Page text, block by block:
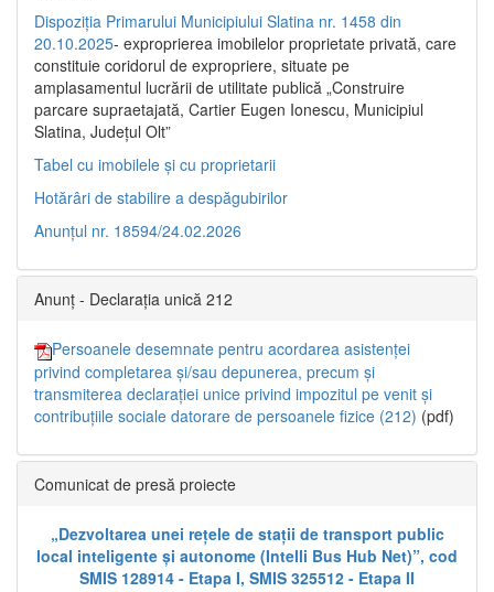
Dispoziția Primarului Municipiului Slatina nr. 1458 din
20.10.2025- exproprierea imobilelor proprietate privată, care
constituie coridorul de expropriere, situate pe
amplasamentul lucrării de utilitate publică „Construire
parcare supraetajată, Cartier Eugen Ionescu, Municipiul
Slatina, Județul Olt”
Tabel cu imobilele și cu proprietarii
Hotărâri de stabilire a despăgubirilor
Anunțul nr. 18594/24.02.2026
Anunț - Declarația unică 212
Persoanele desemnate pentru acordarea asistenței
privind completarea și/sau depunerea, precum și
transmiterea declarației unice privind impozitul pe venit și
contribuțiile sociale datorare de persoanele fizice (212) (pdf)
Comunicat de presă proiecte
„Dezvoltarea unei rețele de stații de transport public
local inteligente și autonome (Intelli Bus Hub Net)”, cod
SMIS 128914 - Etapa I, SMIS 325512 - Etapa II